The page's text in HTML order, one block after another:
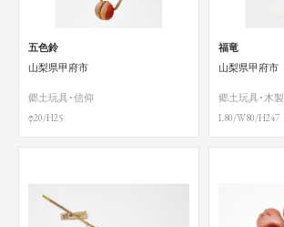
五色鈴
山梨県甲府市
郷土玩具･信仰
φ20/H25
福竜
山梨県甲府市
郷土玩具･木製
L80/W80/H247